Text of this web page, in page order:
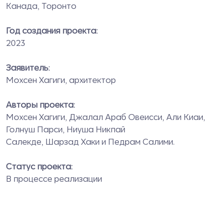
Канада, Торонто
Год создания проекта:
2023
Заявитель:
Мохсен Хагиги, архитектор
Авторы проекта:
Мохсен Хагиги, Джалал Араб Овеисси, Али Киаи,
Голнуш Парси, Ниуша Никпай
Салекде, Шарзад Хаки и Педрам Салими.
Статус проекта:
В процессе реализации